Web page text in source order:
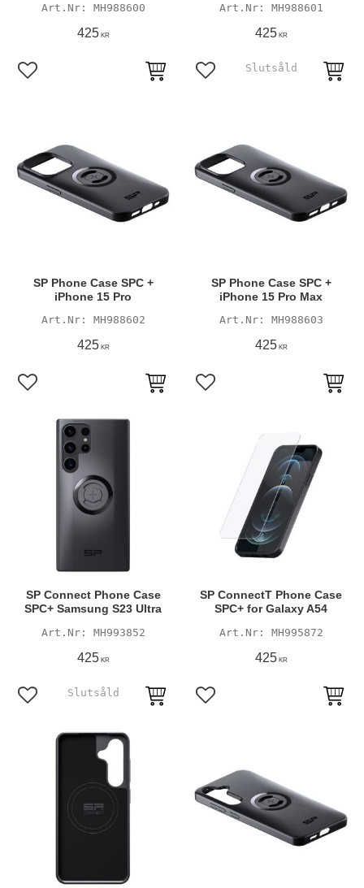
MH988600
425KR
Lägg till i favoriter
MH988601
425KR
Lägg till i favoriter
SP Phone Case SPC +
iPhone 15 Pro
MH988602
425KR
Lägg till i favoriter
SP Phone Case SPC +
iPhone 15 Pro Max
MH988603
425KR
Lägg till i favoriter
SP Connect Phone Case
SPC+ Samsung S23 Ultra
MH993852
425KR
Lägg till i favoriter
SP ConnectT Phone Case
SPC+ for Galaxy A54
MH995872
425KR
Lägg till i favoriter